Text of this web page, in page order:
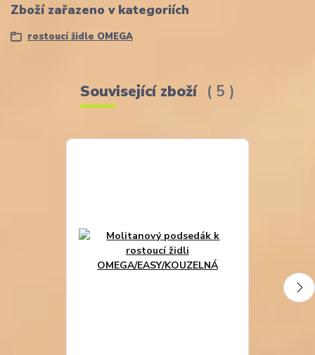
Zboží zařazeno v kategoriích
rostoucí židle OMEGA
Související zboží 5